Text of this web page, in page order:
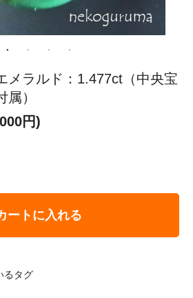
メラルド：1.477ct（中央宝
）
円)
ートに入れる
るタグ